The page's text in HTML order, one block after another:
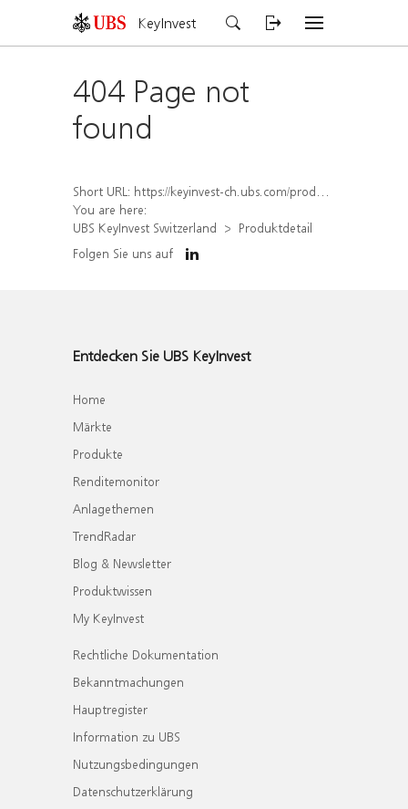
KeyInvest
404 Page not
found
Short URL: https://keyinvest-ch.ubs.com/produkt/detail/index/isin/CH1570493804
You are here:
UBS KeyInvest Switzerland
Produktdetail
Folgen Sie uns auf
Entdecken Sie UBS KeyInvest
Home
Märkte
Produkte
Renditemonitor
Anlagethemen
TrendRadar
Blog & Newsletter
Produktwissen
My KeyInvest
Rechtliche Dokumentation
Bekanntmachungen
Hauptregister
Information zu UBS
Nutzungsbedingungen
Datenschutzerklärung